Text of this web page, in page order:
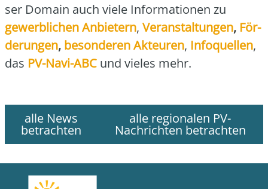
ser Domain auch vie­le Infor­ma­tio­nen zu
gewerb­li­chen Anbie­tern, Ver­an­stal­tun­gen, För­
de­run­gen, beson­de­ren Akteu­ren, Info­quel­len,
das PV-Navi-ABC und vie­les mehr.
alle News
betrachten
alle regionalen PV-
Nachrichten betrachten